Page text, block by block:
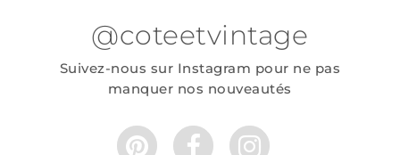
@coteetvintage
Suivez-nous sur Instagram pour ne pas
manquer nos nouveautés